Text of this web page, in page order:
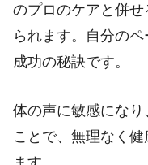
のプロのケアと併
られます。自分のペ
成功の秘訣です。
体の声に敏感にな
ことで、無理なく